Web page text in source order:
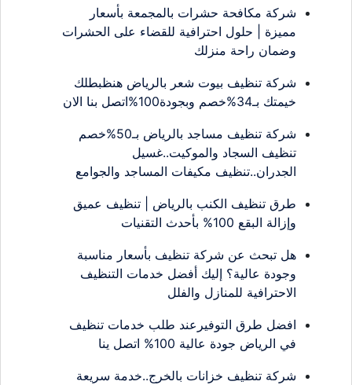
شركة مكافحة حشرات بالمجمعة بأسعار
مميزة | حلول احترافية للقضاء على الحشرات
وضمان راحة منزلك
شركة تنظيف بيوت شعر بالرياض هنظبطلك
خيمتك بـ34%خصم وبجودة100%اتصل بنا الان
شركة تنظيف مساجد بالرياض بـ50%خصم
تنظيف السجاد والموكيت..غسيل
الجدران..تنظيف مكيفات المساجد والجوامع
طرق تنظيف الكنب بالرياض | تنظيف عميق
وإزالة البقع 100% بأحدث التقنيات
هل تبحث عن شركة تنظيف بأسعار مناسبة
وجودة عالية؟ إليك أفضل خدمات التنظيف
الاحترافية للمنازل والفلل
افضل طرق التوفيرعند طلب خدمات تنظيف
في الرياض جودة عالية 100% اتصل ينا
شركة تنظيف خزانات بالخرج..خدمة سريعة